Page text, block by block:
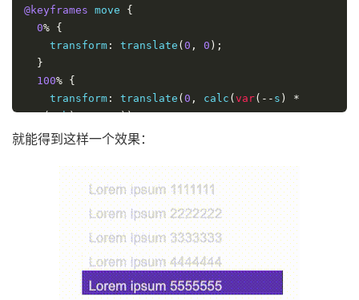
@keyframes move {
0% {
transform : translate ( 0 , 0 );
}
100% {
transform : translate ( 0 , calc ( var(-- s )
*
var(--h) * -1px));
}
@keyframes liMove {
{
transform : translate ( 0 , 0 );
%,
%
{
transform: translate(0, calc(var(--h)
*
));
就能得到这样一个效果：